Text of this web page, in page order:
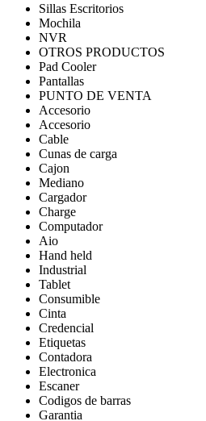
Sillas Escritorios
Mochila
NVR
OTROS PRODUCTOS
Pad Cooler
Pantallas
PUNTO DE VENTA
Accesorio
Accesorio
Cable
Cunas de carga
Cajon
Mediano
Cargador
Charge
Computador
Aio
Hand held
Industrial
Tablet
Consumible
Cinta
Credencial
Etiquetas
Contadora
Electronica
Escaner
Codigos de barras
Garantia